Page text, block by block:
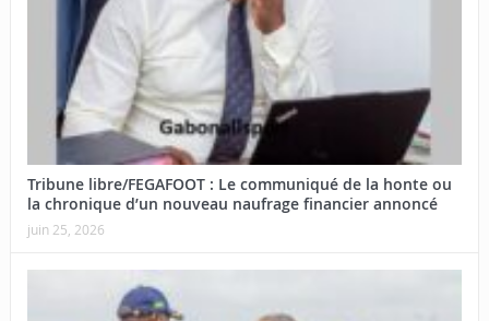
Tribune libre/FEGAFOOT : Le communiqué de la honte ou
la chronique d’un nouveau naufrage financier annoncé
juin 25, 2026